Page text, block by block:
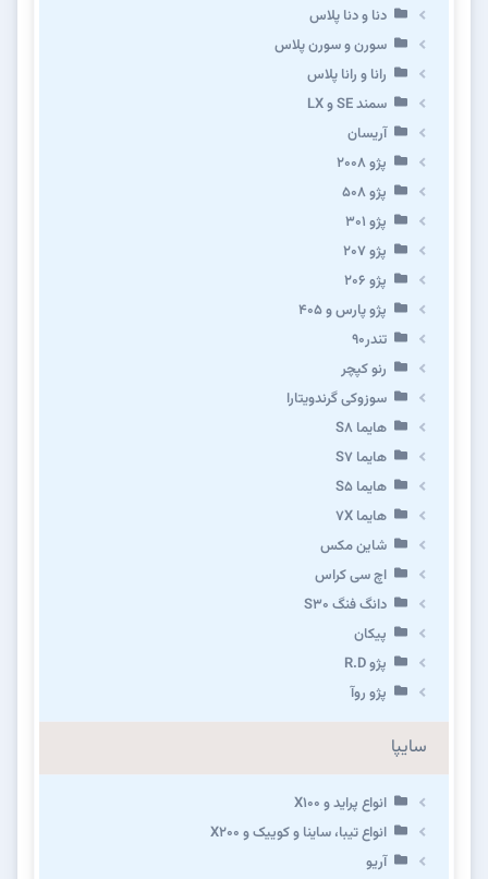
دنا و دنا پلاس
سورن و سورن پلاس
رانا و رانا پلاس
سمند SE و LX
آریسان
پژو ۲۰۰۸
پژو ۵۰۸
پژو 301
پژو ۲۰۷
پژو ۲۰۶
پژو پارس و ۴۰۵
تندر۹۰
رنو کپچر
سوزوکی گرندویتارا
هایما S8
هایما S7
هایما S5
هایما 7X
شاین مکس
اچ سی کراس
دانگ فنگ S30
پیکان
پژو R.D
پژو روآ
سایپا
انواع پراید و X100
انواع تیبا، ساینا و کوییک و X200
آریو